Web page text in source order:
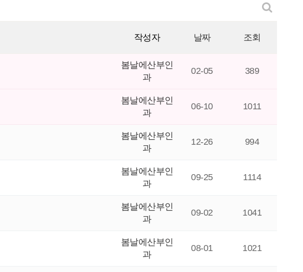
작성자 날짜 조회
봄날에산부인
과
02-05 389
봄날에산부인
과
06-10 1011
봄날에산부인
과
12-26 994
봄날에산부인
과
09-25 1114
봄날에산부인
과
09-02 1041
봄날에산부인
과
08-01 1021